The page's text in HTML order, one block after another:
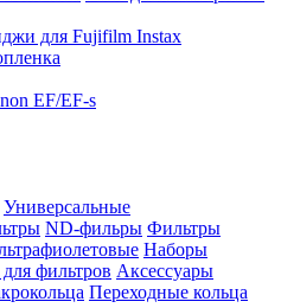
для Fujifilm Instax
EF/EF-s
Универсальные
ND-фильры Фильтры
Наборы
фильтров Аксессуары
Переходные кольца